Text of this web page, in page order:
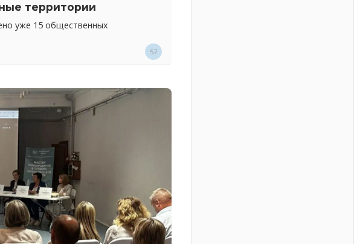
территории
уже 15 общественных
57